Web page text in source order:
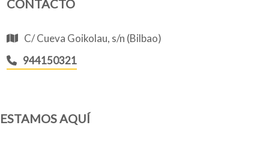
CONTACTO
C/ Cueva Goikolau, s/n (Bilbao)
944150321
ESTAMOS AQUÍ